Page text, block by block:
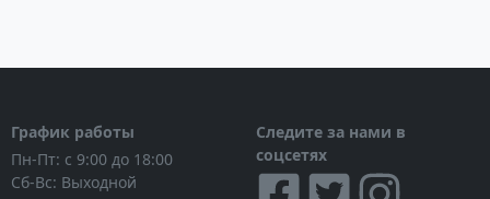
График работы
Пн-Пт: с 9:00 до 18:00
Сб-Вс: Выходной
Следите за нами в
соцсетях